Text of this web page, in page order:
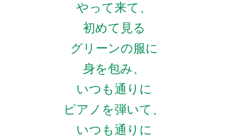
やって来て、
初めて見る
グリーンの服に
身を包み、
いつも通りに
ピアノを弾いて、
いつも通りに